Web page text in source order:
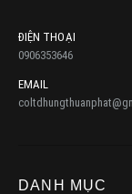
ĐIỆN THOẠI
0906353646
EMAIL
DANH MỤC